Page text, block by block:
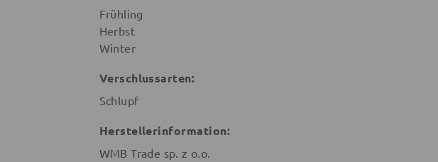
Frühling
Herbst
Winter
Verschlussarten:
Schlupf
Herstellerinformation:
WMB Trade sp. z o.o.